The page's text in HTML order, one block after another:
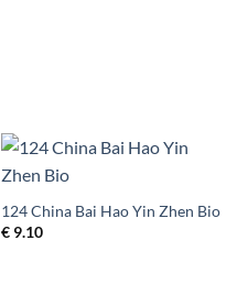
124 China Bai Hao Yin Zhen Bio
€9.10